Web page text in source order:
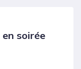
soirée